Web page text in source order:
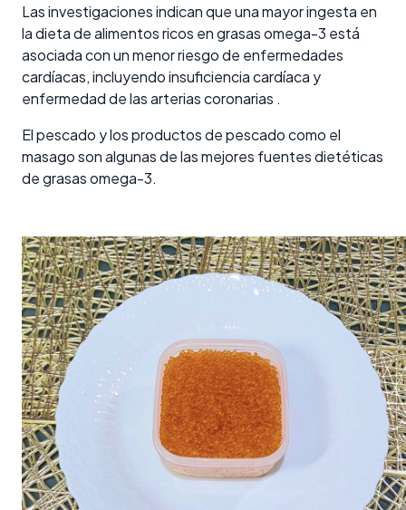
Las investigaciones indican que una mayor ingesta en
la dieta de alimentos ricos en grasas omega-3 está
asociada con un menor riesgo de enfermedades
cardíacas, incluyendo insuficiencia cardíaca y
enfermedad de las arterias coronarias .
El pescado y los productos de pescado como el
masago son algunas de las mejores fuentes dietéticas
de grasas omega-3.